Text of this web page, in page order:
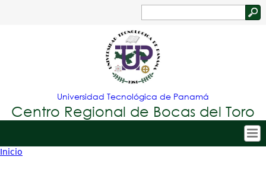
Jump to navigation
de
búsqueda
Universidad Tecnológica de Panamá
Centro Regional de Bocas del Toro
Tropical
Inicio